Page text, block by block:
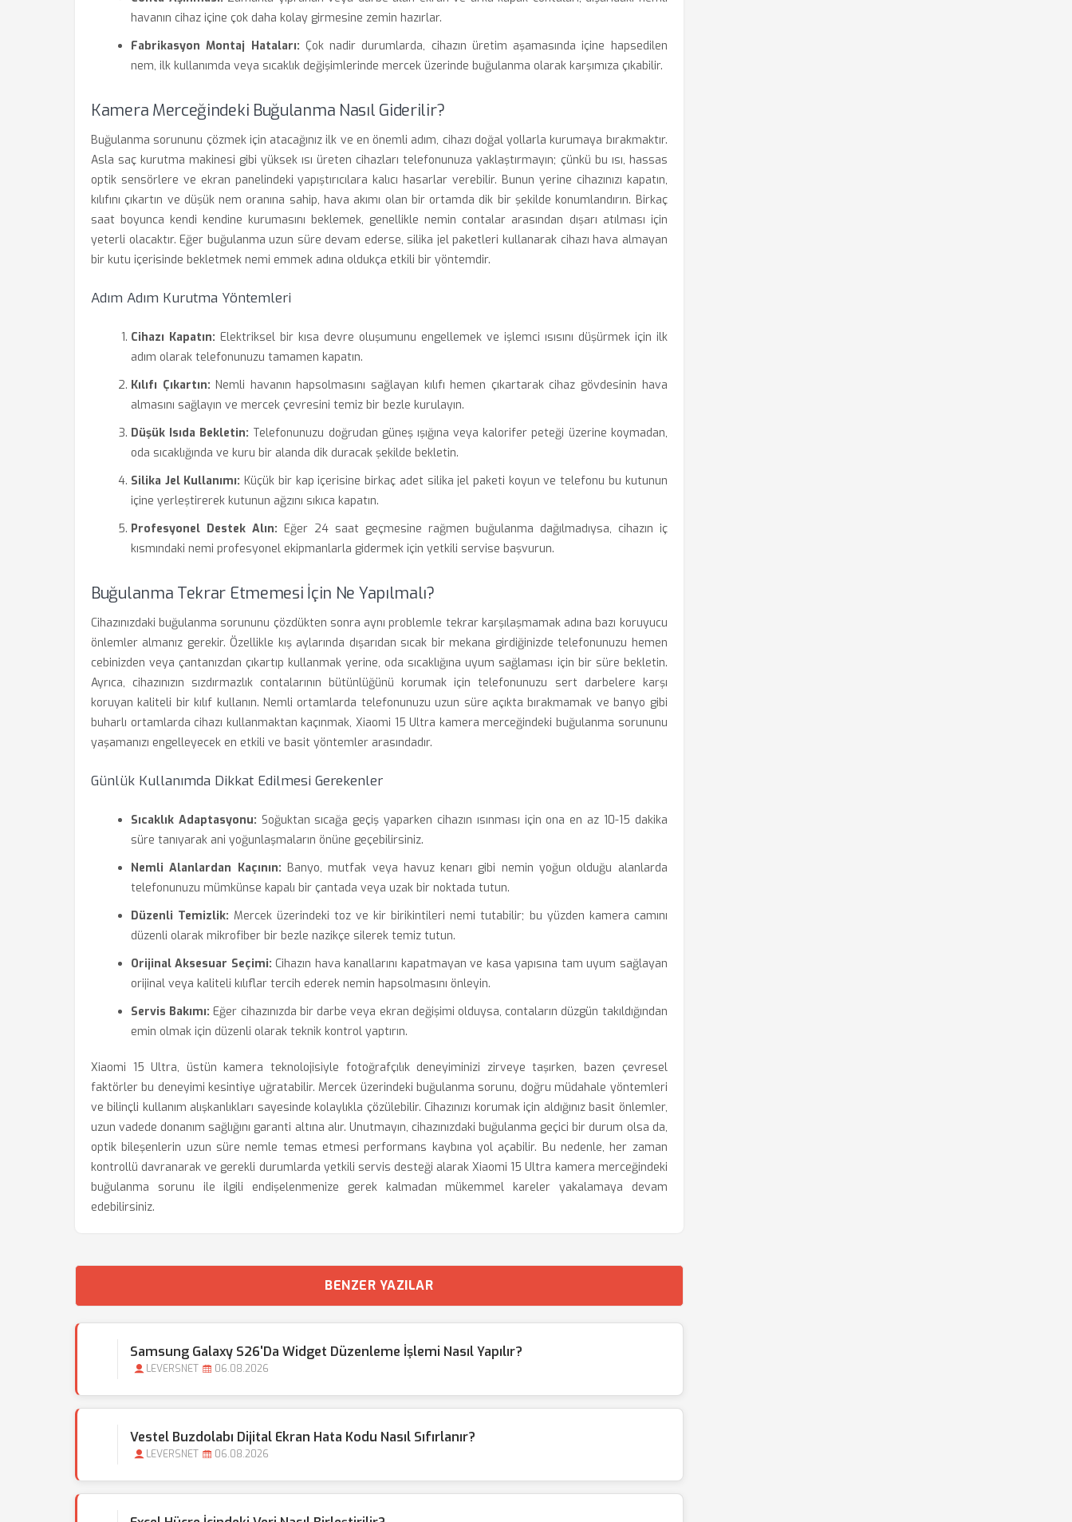
havanın cihaz içine çok daha kolay girmesine zemin hazırlar.
Fabrikasyon Montaj Hataları: Çok nadir durumlarda, cihazın üretim aşamasında içine hapsedilen
nem, ilk kullanımda veya sıcaklık değişimlerinde mercek üzerinde buğulanma olarak karşımıza çıkabilir.
Kamera Merceğindeki Buğulanma Nasıl Giderilir?
Buğulanma sorununu çözmek için atacağınız ilk ve en önemli adım, cihazı doğal yollarla kurumaya bırakmaktır.
Asla saç kurutma makinesi gibi yüksek ısı üreten cihazları telefonunuza yaklaştırmayın; çünkü bu ısı, hassas
optik sensörlere ve ekran panelindeki yapıştırıcılara kalıcı hasarlar verebilir. Bunun yerine cihazınızı kapatın,
kılıfını çıkartın ve düşük nem oranına sahip, hava akımı olan bir ortamda dik bir şekilde konumlandırın. Birkaç
saat boyunca kendi kendine kurumasını beklemek, genellikle nemin contalar arasından dışarı atılması için
yeterli olacaktır. Eğer buğulanma uzun süre devam ederse, silika jel paketleri kullanarak cihazı hava almayan
bir kutu içerisinde bekletmek nemi emmek adına oldukça etkili bir yöntemdir.
Adım Adım Kurutma Yöntemleri
Cihazı Kapatın: Elektriksel bir kısa devre oluşumunu engellemek ve işlemci ısısını düşürmek için ilk
adım olarak telefonunuzu tamamen kapatın.
Kılıfı Çıkartın: Nemli havanın hapsolmasını sağlayan kılıfı hemen çıkartarak cihaz gövdesinin hava
almasını sağlayın ve mercek çevresini temiz bir bezle kurulayın.
Düşük Isıda Bekletin: Telefonunuzu doğrudan güneş ışığına veya kalorifer peteği üzerine koymadan,
oda sıcaklığında ve kuru bir alanda dik duracak şekilde bekletin.
Silika Jel Kullanımı: Küçük bir kap içerisine birkaç adet silika jel paketi koyun ve telefonu bu kutunun
içine yerleştirerek kutunun ağzını sıkıca kapatın.
Profesyonel Destek Alın: Eğer 24 saat geçmesine rağmen buğulanma dağılmadıysa, cihazın iç
kısmındaki nemi profesyonel ekipmanlarla gidermek için yetkili servise başvurun.
Buğulanma Tekrar Etmemesi İçin Ne Yapılmalı?
Cihazınızdaki buğulanma sorununu çözdükten sonra aynı problemle tekrar karşılaşmamak adına bazı koruyucu
önlemler almanız gerekir. Özellikle kış aylarında dışarıdan sıcak bir mekana girdiğinizde telefonunuzu hemen
cebinizden veya çantanızdan çıkartıp kullanmak yerine, oda sıcaklığına uyum sağlaması için bir süre bekletin.
Ayrıca, cihazınızın sızdırmazlık contalarının bütünlüğünü korumak için telefonunuzu sert darbelere karşı
koruyan kaliteli bir kılıf kullanın. Nemli ortamlarda telefonunuzu uzun süre açıkta bırakmamak ve banyo gibi
buharlı ortamlarda cihazı kullanmaktan kaçınmak, Xiaomi 15 Ultra kamera merceğindeki buğulanma sorununu
yaşamanızı engelleyecek en etkili ve basit yöntemler arasındadır.
Günlük Kullanımda Dikkat Edilmesi Gerekenler
Sıcaklık Adaptasyonu: Soğuktan sıcağa geçiş yaparken cihazın ısınması için ona en az 10-15 dakika
süre tanıyarak ani yoğunlaşmaların önüne geçebilirsiniz.
Nemli Alanlardan Kaçının: Banyo, mutfak veya havuz kenarı gibi nemin yoğun olduğu alanlarda
telefonunuzu mümkünse kapalı bir çantada veya uzak bir noktada tutun.
Düzenli Temizlik: Mercek üzerindeki toz ve kir birikintileri nemi tutabilir; bu yüzden kamera camını
düzenli olarak mikrofiber bir bezle nazikçe silerek temiz tutun.
Orijinal Aksesuar Seçimi: Cihazın hava kanallarını kapatmayan ve kasa yapısına tam uyum sağlayan
orijinal veya kaliteli kılıflar tercih ederek nemin hapsolmasını önleyin.
Servis Bakımı: Eğer cihazınızda bir darbe veya ekran değişimi olduysa, contaların düzgün takıldığından
emin olmak için düzenli olarak teknik kontrol yaptırın.
Xiaomi 15 Ultra, üstün kamera teknolojisiyle fotoğrafçılık deneyiminizi zirveye taşırken, bazen çevresel
faktörler bu deneyimi kesintiye uğratabilir. Mercek üzerindeki buğulanma sorunu, doğru müdahale yöntemleri
ve bilinçli kullanım alışkanlıkları sayesinde kolaylıkla çözülebilir. Cihazınızı korumak için aldığınız basit önlemler,
uzun vadede donanım sağlığını garanti altına alır. Unutmayın, cihazınızdaki buğulanma geçici bir durum olsa da,
optik bileşenlerin uzun süre nemle temas etmesi performans kaybına yol açabilir. Bu nedenle, her zaman
kontrollü davranarak ve gerekli durumlarda yetkili servis desteği alarak Xiaomi 15 Ultra kamera merceğindeki
buğulanma sorunu ile ilgili endişelenmenize gerek kalmadan mükemmel kareler yakalamaya devam
edebilirsiniz.
BENZER YAZILAR
Samsung Galaxy S26'da Widget Düzenleme İşlemi Nasıl Yapılır?
LEVERSNET 06.08.2026
Vestel Buzdolabı Dijital Ekran Hata Kodu Nasıl Sıfırlanır?
LEVERSNET 06.08.2026